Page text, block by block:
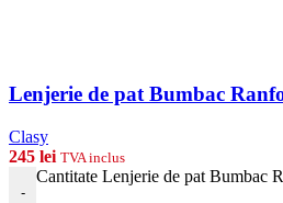
Lenjerie de pat Bumbac
Clasy
245 lei TVA inclus
-
Cantitate Lenjerie de pat Bumbac